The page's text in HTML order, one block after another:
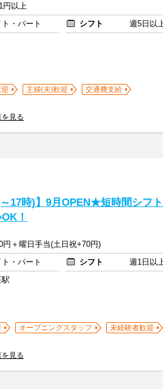
円以上
・パート シフト
主婦(夫)歓迎
交通費支給
見る
～17時)】9月OPEN★短時間シフ
！
円＋曜日手当(土日祝+70円)
・パート シフト
週1日以
オープニングスタッフ
未経験者歓迎
見る